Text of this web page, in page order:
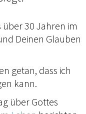
über 30 Jahren im
Deinen Glauben
getan, dass ich
kann.
über Gottes